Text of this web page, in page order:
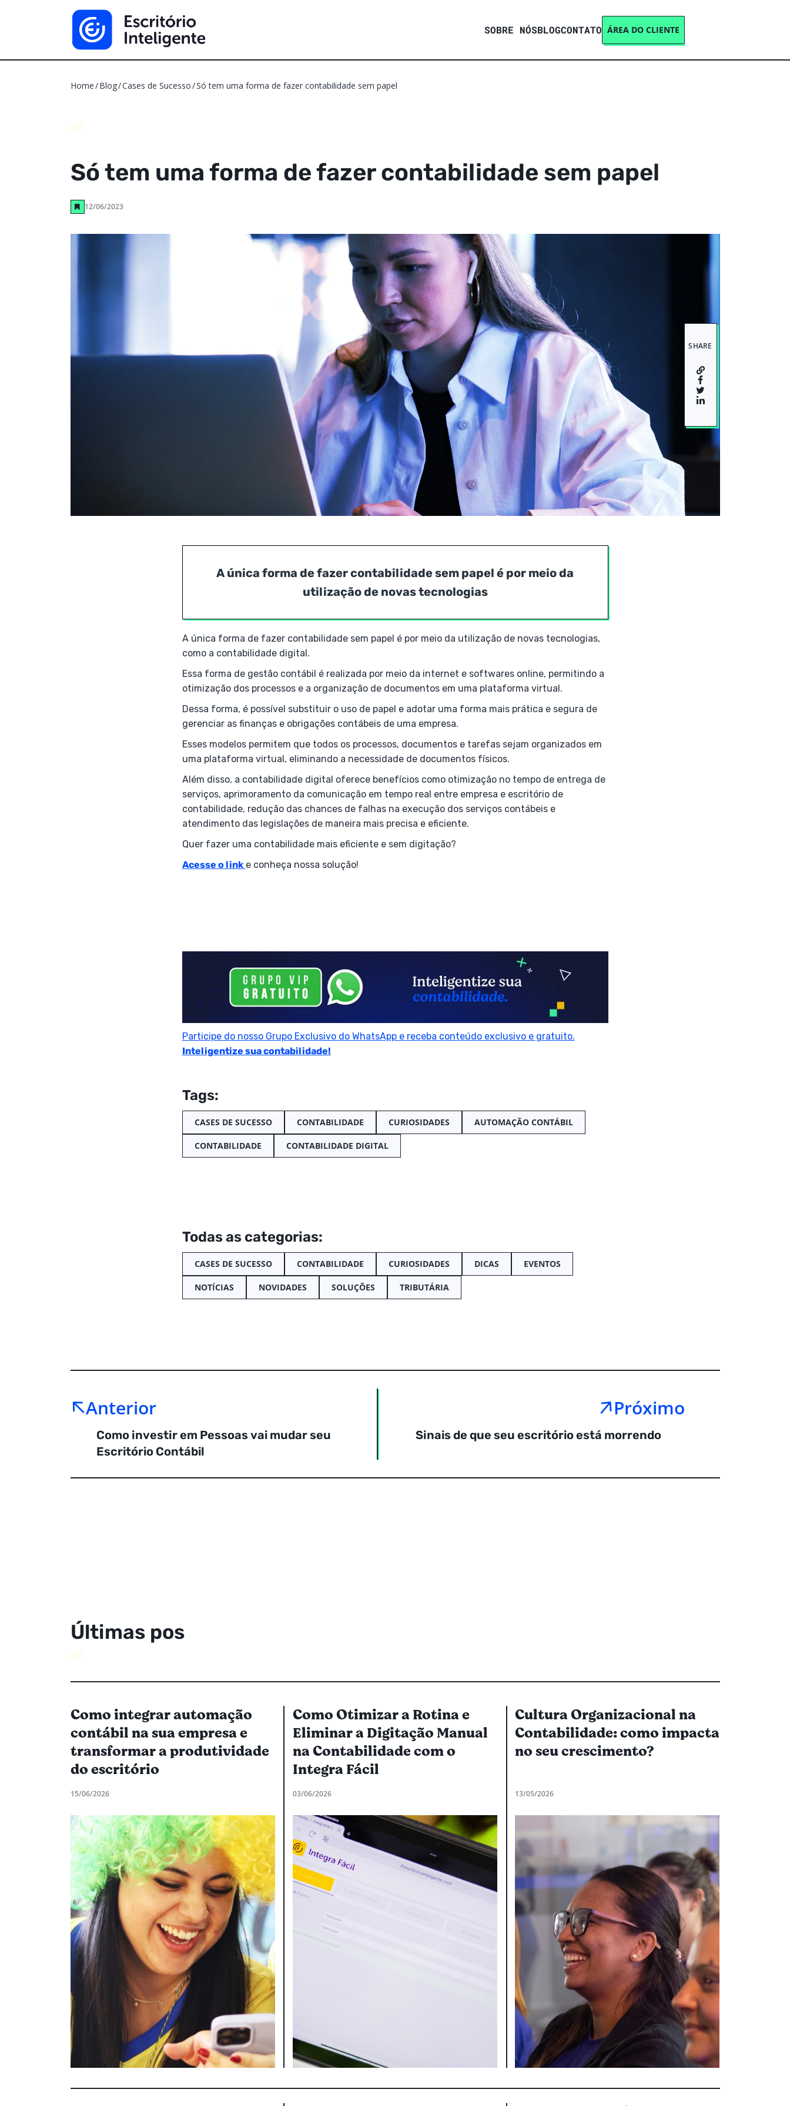
SOBRE NÓSBLOGCONTATO ÁREA DO CLIENTE
Home Blog Cases de Sucesso Só tem uma forma de fazer contabilidade sem papel
Só tem uma forma de fazer contabilidade sem papel
12/06/2023
SHARE
A única forma de fazer contabilidade sem papel é por meio da
utilização de novas tecnologias
A única forma de fazer contabilidade sem papel é por meio da utilização de novas tecnologias,
como a contabilidade digital.
Essa forma de gestão contábil é realizada por meio da internet e softwares online, permitindo a
otimização dos processos e a organização de documentos em uma plataforma virtual.
Dessa forma, é possível substituir o uso de papel e adotar uma forma mais prática e segura de
gerenciar as finanças e obrigações contábeis de uma empresa.
Esses modelos permitem que todos os processos, documentos e tarefas sejam organizados em
uma plataforma virtual, eliminando a necessidade de documentos físicos.
Além disso, a contabilidade digital oferece benefícios como otimização no tempo de entrega de
serviços, aprimoramento da comunicação em tempo real entre empresa e escritório de
contabilidade, redução das chances de falhas na execução dos serviços contábeis e
atendimento das legislações de maneira mais precisa e eficiente.
Quer fazer uma contabilidade mais eficiente e sem digitação?
Acesse o link e conheça nossa solução!
Participe do nosso Grupo Exclusivo do WhatsApp e receba conteúdo exclusivo e gratuito.
Inteligentize sua contabilidade!
Tags:
CASES DE SUCESSO CONTABILIDADE CURIOSIDADES AUTOMAÇÃO CONTÁBIL
CONTABILIDADE CONTABILIDADE DIGITAL
Todas as categorias:
CASES DE SUCESSO CONTABILIDADE CURIOSIDADES DICAS EVENTOS
NOTÍCIAS NOVIDADES SOLUÇÕES TRIBUTÁRIA
Anterior
Como investir em Pessoas vai mudar seu
Escritório Contábil
Próximo
Sinais de que seu escritório está morrendo
Últimas post
Como integrar automação
contábil na sua empresa e
transformar a produtividade
do escritório
15/06/2026
Como Otimizar a Rotina e
Eliminar a Digitação Manual
na Contabilidade com o
Integra Fácil
03/06/2026
Cultura Organizacional na
Contabilidade: como impacta
no seu crescimento?
13/05/2026